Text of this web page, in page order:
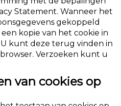
Statement. Wanneer het
gekoppeld
kopie van het cookie in
kunt deze terug vinden in
Verzoeken kunt u
van cookies op